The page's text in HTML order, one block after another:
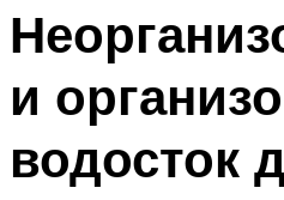
и
водосток